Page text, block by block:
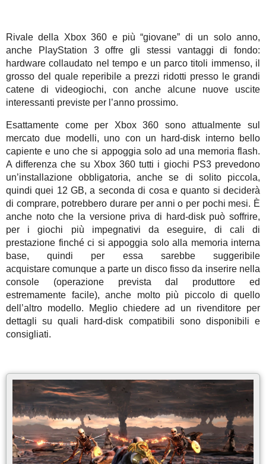
Rivale della Xbox 360 e più “giovane” di un solo anno,
anche PlayStation 3 offre gli stessi vantaggi di fondo:
hardware collaudato nel tempo e un parco titoli immenso, il
grosso del quale reperibile a prezzi ridotti presso le grandi
catene di videogiochi, con anche alcune nuove uscite
interessanti previste per l’anno prossimo.
Esattamente come per Xbox 360 sono attualmente sul
mercato due modelli, uno con un hard-disk interno bello
capiente e uno che si appoggia solo ad una memoria flash.
A differenza che su Xbox 360 tutti i giochi PS3 prevedono
un’installazione obbligatoria, anche se di solito piccola,
quindi quei 12 GB, a seconda di cosa e quanto si deciderà
di comprare, potrebbero durare per anni o per pochi mesi. È
anche noto che la versione priva di hard-disk può soffrire,
per i giochi più impegnativi da eseguire, di cali di
prestazione finché ci si appoggia solo alla memoria interna
base, quindi per essa sarebbe suggeribile
acquistare comunque a parte un disco fisso da inserire nella
console (operazione prevista dal produttore ed
estremamente facile), anche molto più piccolo di quello
dell’altro modello. Meglio chiedere ad un rivenditore per
dettagli su quali hard-disk compatibili sono disponibili e
consigliati.